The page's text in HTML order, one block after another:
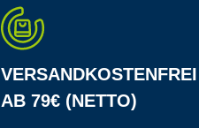
VERSANDKOSTENFREI
AB 79€ (NETTO)